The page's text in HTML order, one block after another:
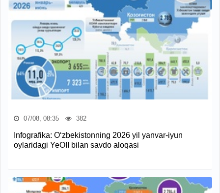
07/08, 08:35 382
Infografika: O‘zbekistonning 2026 yil yanvar-iyun
oylaridagi YeOII bilan savdo aloqasi